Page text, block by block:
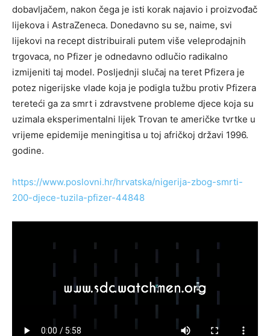
dobavljačem, nakon čega je isti korak najavio i proizvođač
lijekova i AstraZeneca. Donedavno su se, naime, svi
lijekovi na recept distribuirali putem više veleprodajnih
trgovaca, no Pfizer je odnedavno odlučio radikalno
izmijeniti taj model. Posljednji slučaj na teret Pfizera je
potez nigerijske vlade koja je podigla tužbu protiv Pfizera
tereteći ga za smrt i zdravstvene probleme djece koja su
uzimala eksperimentalni lijek Trovan te američke tvrtke u
vrijeme epidemije meningitisa u toj afričkoj državi 1996.
godine.
https://www.poslovni.hr/hrvatska/nigerija-zbog-smrti-
200-djece-tuzila-pfizer-44848